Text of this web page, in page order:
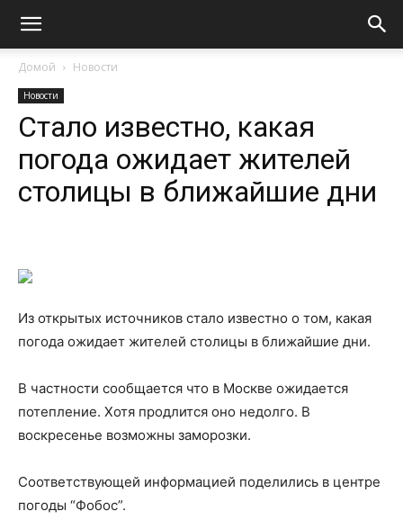
Домой Новости
Новости
Стало известно, какая
погода ожидает жителей
столицы в ближайшие дни
Из открытых источников стало известно о том, какая
погода ожидает жителей столицы в ближайшие дни.
В частности сообщается что в Москве ожидается
потепление. Хотя продлится оно недолго. В
воскресенье возможны заморозки.
Соответствующей информацией поделились в центре
погоды “Фобос”.